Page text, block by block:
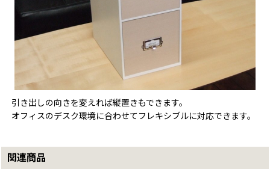
引き出しの向きを変えれば縦置きもできます。
オフィスのデスク環境に合わせてフレキシブルに対応できます。
関連商品